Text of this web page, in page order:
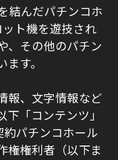
結んだパチンコホ
ト機を遊技され
、その他のパチン
す。
報、文字情報など
「コンテンツ」
パチンコホール
権権利者（以下ま